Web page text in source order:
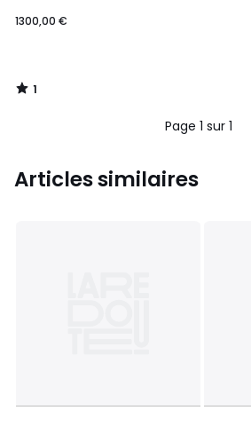
1300,00 €
1
/
Page 1 sur 1
Articles similaires